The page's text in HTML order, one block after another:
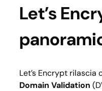
Let’s
Let’s Encrypt rilascia
Domain Validation